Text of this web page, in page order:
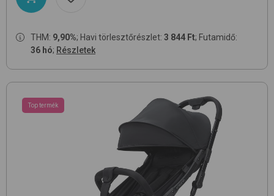
THM: 9,90%; Havi törlesztőrészlet: 3 844 Ft; Futamidő:
36 hó; Részletek
Top termék